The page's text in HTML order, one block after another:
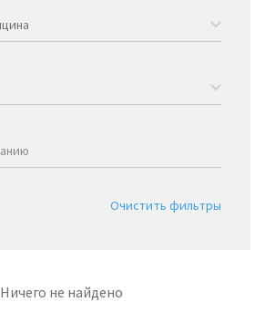
Очистить фильтры
Ничего не найдено